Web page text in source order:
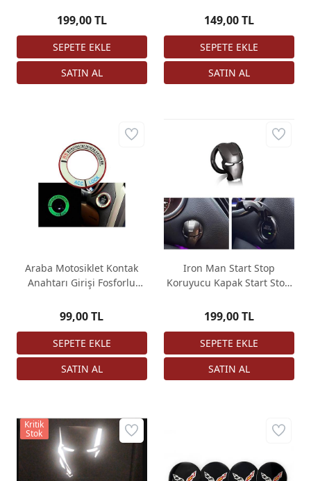
199,00 TL 149,00 TL
Araba Motosiklet Kontak
Anahtarı Girişi Fosforlu
99,00 TL
Iron Man Start Stop
Koruyucu Kapak Start Stop
199,00 TL
Kritik
Stok